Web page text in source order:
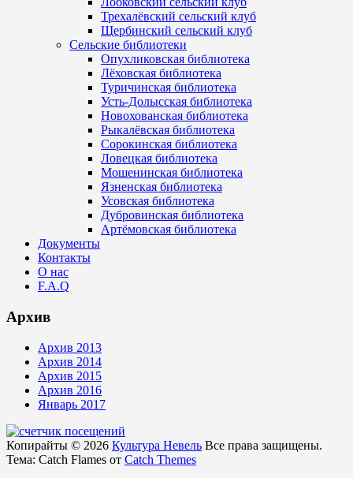
Трехалёвский сельский клуб
Щербинский сельский клуб
Сельские библиотеки
Опухликовская библиотека
Лёховская библиотека
Туричинская библиотека
Усть-Долысская библиотека
Новохованская библиотека
Рыкалёвская библиотека
Сорокинская библиотека
Ловецкая библиотека
Мошенинская библиотека
Язненская библиотека
Усовская библиотека
Дубровинская библиотека
Артёмовская библиотека
Документы
Контакты
О нас
F.A.Q
Архив
Архив 2013
Архив 2014
Архив 2015
Архив 2016
Январь 2017
Копирайты © 2026 Культура Невель Все права защищены.
Тема: Catch Flames от Catch Themes